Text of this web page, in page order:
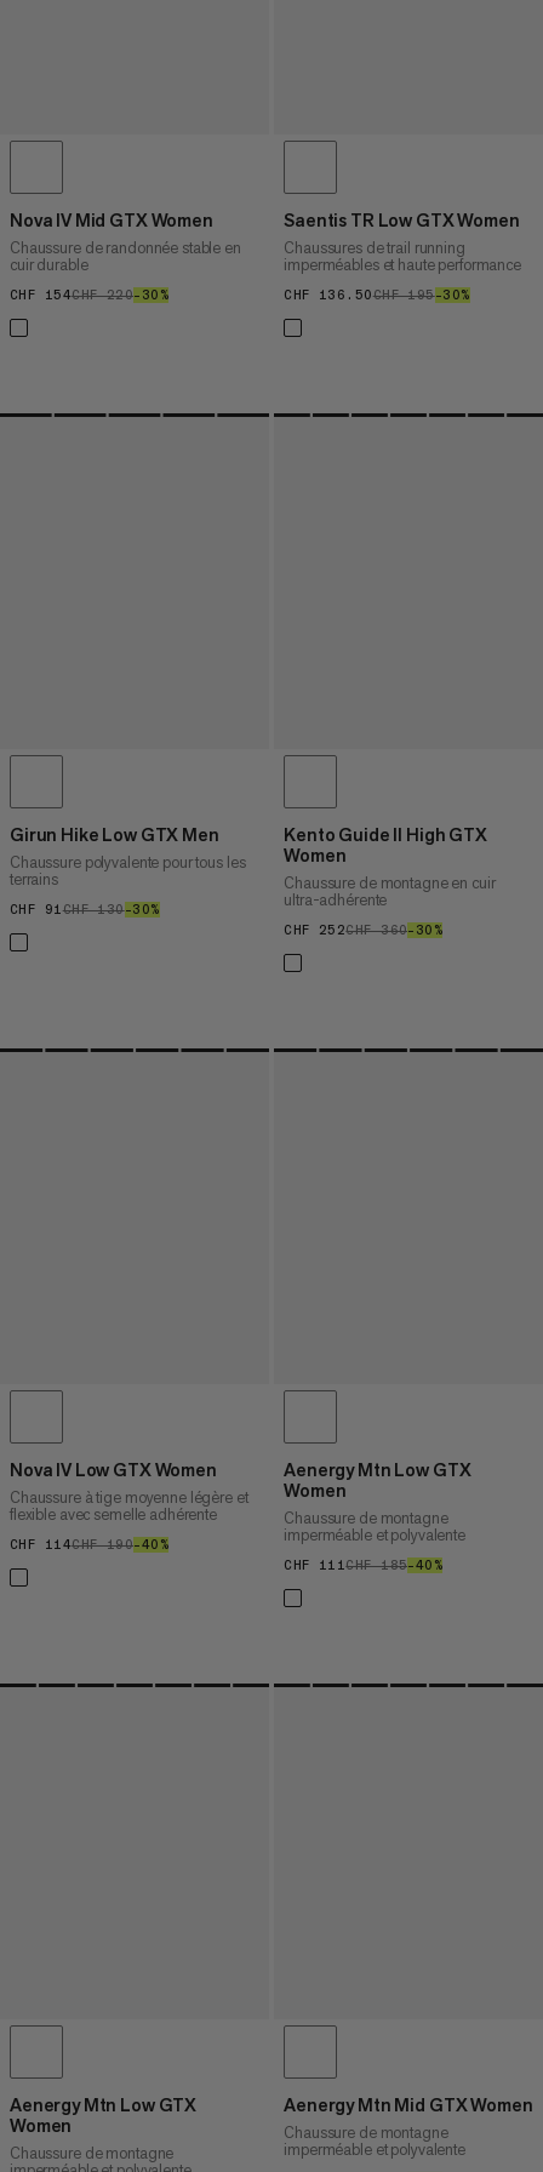
Nova IV Mid GTX Women
Chaussure de randonnée stable en
cuir durable
CHF 154CHF 154
CHF 220CHF 220
–30%30%
Saentis TR Low GTX Women
Chaussures de trail running
imperméables et haute performance
CHF 136.50CHF 136.50
CHF 195CHF 195
–30%
Girun Hike Low GTX Men
Chaussure polyvalente pour tous les
terrains
CHF 91CHF 91
CHF 130CHF 130
–30%
Kento Guide II High GTX
Women
Chaussure de montagne en cuir
ultra-adhérente
CHF 252CHF 252
CHF 360CHF 360
–30%
Nova IV Low GTX Women
Chaussure à tige moyenne légère et
flexible avec semelle adhérente
CHF 114CHF 114
CHF 190CHF 190
–40%40%
Aenergy Mtn Low GTX
Women
Chaussure de montagne
imperméable et polyvalente
CHF 111CHF 111
CHF 185CHF 185
–40%
Aenergy Mtn Low GTX
Women
Chaussure de montagne
Aenergy Mtn Mid GTX Women
Chaussure de montagne
imperméable et polyvalente